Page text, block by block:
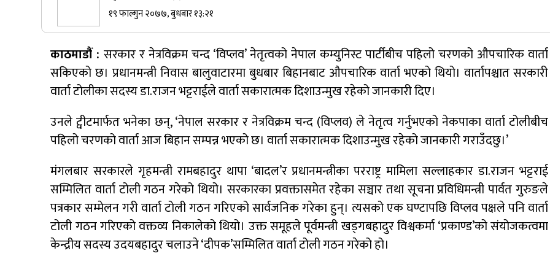
कर्णालीमा कांग्रेसका चार मन्त्रीहरूले दिए
नृपध्वज निरौलाको इजलासले उक्त निर्णय
नेपाली कांग्रेस जुम्लाका कोषाध्यक्ष पाण्डेको
डाेल्पाकाे जगदुल्लाबाट जुम्ला आउँदै गरेकाे जिप
१९ फाल्गुन २०७७, बुधबार १३:२१
काठमाडौं :सरकार र नेत्रविक्रम चन्द ‘विप्लव’ नेतृत्वको नेपाल कम्युनिस्ट पार्टीबीच पहिलो चरणको औपचारिक वार्ता
सकिएको छ। प्रधानमन्त्री निवास बालुवाटारमा बुधबार बिहानबाट औपचारिक वार्ता भएको थियो। वार्तापश्चात सरकारी
वार्ता टोलीका सदस्य डा.राजन भट्टराईले वार्ता सकारात्मक दिशाउन्मुख रहेको जानकारी दिए।
उनले ट्वीटमार्फत भनेका छन्, ‘नेपाल सरकार र नेत्रविक्रम चन्द (विप्लव) ले नेतृत्व गर्नुभएको नेकपाका वार्ता टोलीबीच
पहिलो चरणको वार्ता आज बिहान सम्पन्न भएको छ। वार्ता सकारात्मक दिशाउन्मुख रहेको जानकारी गराउँदछु।’
मंगलबार सरकारले गृहमन्त्री रामबहादुर थापा ‘बादल’र प्रधानमन्त्रीका परराष्ट्र मामिला सल्लाहकार डा.राजन भट्टराई
सम्मिलित वार्ता टोली गठन गरेको थियो। सरकारका प्रवक्तासमेत रहेका सञ्चार तथा सूचना प्रविधिमन्त्री पार्वत गुरुङले
पत्रकार सम्मेलन गरी वार्ता टोली गठन गरिएको सार्वजनिक गरेका हुन्। त्यसको एक घण्टापछि विप्लव पक्षले पनि वार्ता
टोली गठन गरिएको वक्तव्य निकालेको थियो। उक्त समूहले पूर्वमन्त्री खड्गबहादुर विश्वकर्मा ‘प्रकाण्ड’को संयोजकत्वमा
केन्द्रीय सदस्य उदयबहादुर चलाउने ‘दीपक’सम्मिलित वार्ता टोली गठन गरेको हो।